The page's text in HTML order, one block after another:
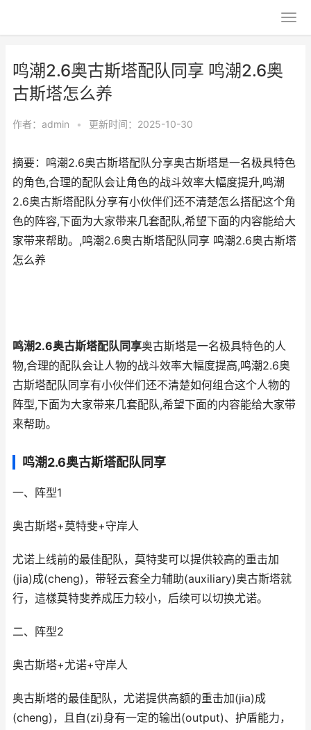
鸣潮2.6奥古斯塔配队同享 鸣潮2.6奥
古斯塔怎么养
作者： admin • 更新时间：2025-10-30
摘要：鸣潮2.6奥古斯塔配队分享奥古斯塔是一名极具特色
的角色,合理的配队会让角色的战斗效率大幅度提升,鸣潮
2.6奥古斯塔配队分享有小伙伴们还不清楚怎么搭配这个角
色的阵容,下面为大家带来几套配队,希望下面的内容能给大
家带来帮助。,鸣潮2.6奥古斯塔配队同享 鸣潮2.6奥古斯塔
怎么养
鸣潮2.6奥古斯塔配队同享奥古斯塔是一名极具特色的人
物,合理的配队会让人物的战斗效率大幅度提高,鸣潮2.6奥
古斯塔配队同享有小伙伴们还不清楚如何组合这个人物的
阵型,下面为大家带来几套配队,希望下面的内容能给大家带
来帮助。
鸣潮2.6奥古斯塔配队同享
一、阵型1
奥古斯塔+莫特斐+守岸人
尤诺上线前的最佳配队，莫特斐可以提供较高的重击加
(jia)成(cheng)，带轻云套全力辅助(auxiliary)奥古斯塔就
行，這樣莫特斐养成压力较小，后续可以切换尤诺。
二、阵型2
奥古斯塔+尤诺+守岸人
奥古斯塔的最佳配队，尤诺提供高额的重击加(jia)成
(cheng)，且自(zi)身有一定的输出(output)、护盾能力，